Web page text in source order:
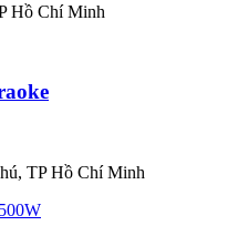
Hồ Chí Minh
TP Hồ Chí Minh